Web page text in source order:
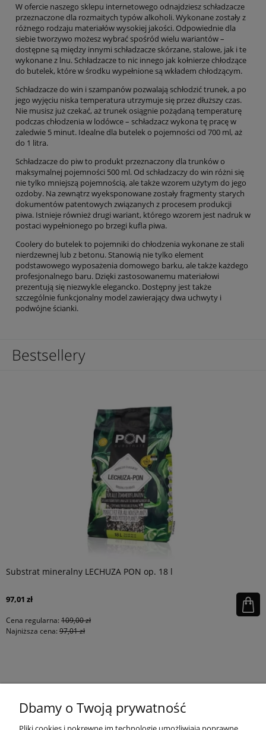
W ofercie naszego sklepu internetowego odnajdziesz schładzacze
przeznaczone dla rozmaitych typów alkoholi. Wykonane zostały z
różnego rodzaju materiałów wysokiej jakości. Odpowiednie dla
siebie tworzywo możesz wybrać spośród wielu wariantów –
dostępne są między innymi schładzacze skórzane, stalowe, jak i te
wykonane z lnu. Schładzacze to nic innego jak kołnierze chłodzące
do butelek, które w środku wypełnione są wkładem chłodzącym.
Schładzacze do win i szampanów pozwalają schłodzić trunek, a po
jego wyjęciu niska temperatura utrzymuje się przez dłuższy czas.
Nie musisz już czekać, aż trunek osiągnie pożądaną temperaturę
podczas chłodzenia w lodówce – schładzacz wykona tę pracę w
zaledwie 5 minut. Idealne dla butelek o pojemności od 700 ml, aż
do 1 litra.
Schładzacze do piw to produkt przeznaczony dla trunków o
maksymalnej pojemności 500 ml. Od schładzaczy do win różni się
nie tylko mniejszą pojemnością, ale także wzorem użytym do jego
ozdoby. Na zewnątrz wyeksponowane zostały fragmenty starych
dokumentów patentowych związanych z procesem produkcji
piwa. Istnieje również drugi wariant, którego wzorem jest nadruk w
postaci wypełnionego po brzegi kufla piwa.
Coolery do butelek to pojemniki do chłodzenia wykonane ze stali
nierdzewnej lub z betonu. Stanowią nie tylko element
podstawowego wyposażenia domowego barku, ale także każdego
profesjonalnego baru. Dzięki zastosowanemu materiałowi
prezentują się niezwykle elegancko. Dostępny jest także
szczególnie funkcjonalny model zawierający dwa uchwyty i
podwójne ścianki.
Bestsellery
Substrat mineralny LECHUZA PON op. 18 l
97,01 zł
Cena regularna: 109,00 zł
Najniższa cena: 97,01 zł
Dbamy o Twoją prywatność